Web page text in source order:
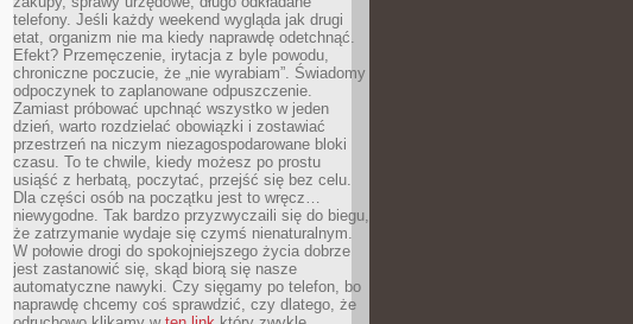
telefony. Jeśli każdy weekend wygląda jak drugi
etat, organizm nie ma kiedy naprawdę odetchnąć.
Efekt? Przemęczenie, irytacja z byle powodu,
chroniczne poczucie, że „nie wyrabiam”. Świadomy
odpoczynek to zaplanowane odpuszczenie.
Zamiast próbować upchnąć wszystko w jeden
dzień, warto rozdzielać obowiązki i zostawiać
przestrzeń na niczym niezagospodarowane bloki
czasu. To te chwile, kiedy możesz po prostu
usiąść z herbatą, poczytać, przejść się bez celu.
Dla części osób na początku jest to wręcz…
niewygodne. Tak bardzo przyzwyczaili się do biegu,
że zatrzymanie wydaje się czymś nienaturalnym.
W połowie drogi do spokojniejszego życia dobrze
jest zastanowić się, skąd biorą się nasze
automatyczne nawyki. Czy sięgamy po telefon, bo
naprawdę chcemy coś sprawdzić, czy dlatego, że